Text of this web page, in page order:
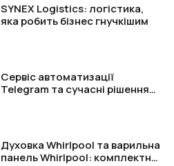
SYNEX Logistics: логістика,
яка робить бізнес гнучкішим
Сервіс автоматизації
Telegram та сучасні рішення
Духовка Whirlpool та варильна
панель Whirlpool: комплектне